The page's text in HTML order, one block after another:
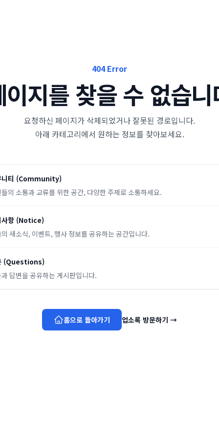
404 Error
이지를 찾을 수 없습
요청하신 페이지가 삭제되었거나 잘못된 경로입니다.
아래 카테고리에서 원하는 정보를 찾아보세요.
티 (Community)
의 소통과 교류를 위한 공간, 다양한 주제로 소통하세요.
항 (Notice)
의 새소식, 이벤트, 행사 정보를 공유하는 공간입니다.
(Questions)
답변을 공유하는 게시판입니다.
홈으로 돌아가기 업소록 방문하기 →